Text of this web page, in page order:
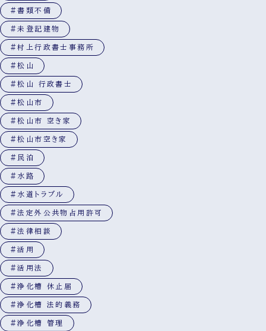
#書類不備
#未登記建物
#村上行政書士事務所
#松山
#松山 行政書士
#松山市
#松山市 空き家
#松山市空き家
#民泊
#水路
#水道トラブル
#法定外公共物占用許可
#法律相談
#活用
#活用法
#浄化槽 休止届
#浄化槽 法的義務
#浄化槽 管理